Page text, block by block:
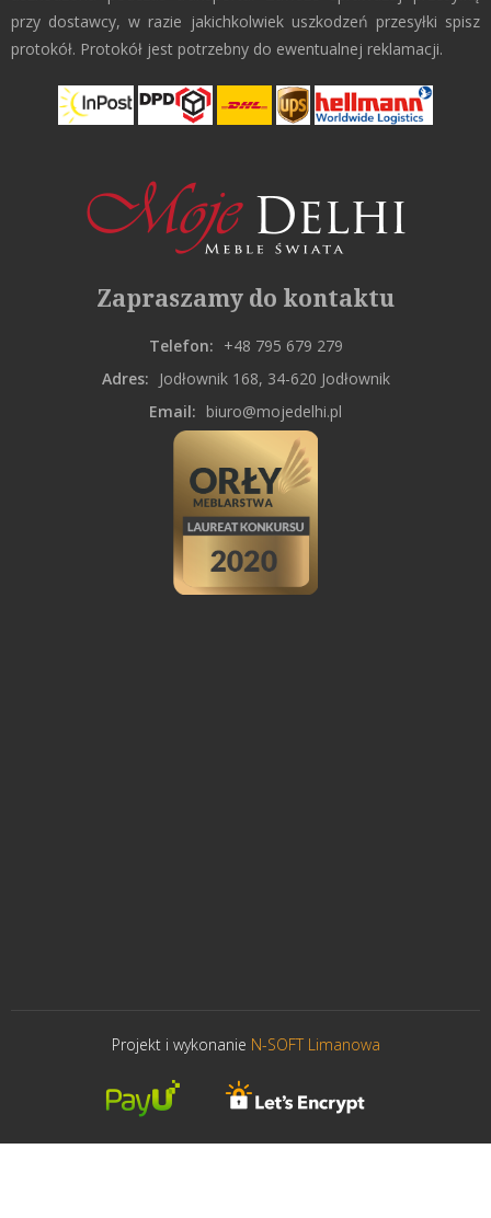
przy dostawcy, w razie jakichkolwiek uszkodzeń przesyłki spisz
protokół. Protokół jest potrzebny do ewentualnej reklamacji.
Zapraszamy do kontaktu
Telefon: +48 795 679 279
Adres:
Jodłownik 168, 34-620 Jodłownik
Email: biuro@mojedelhi.pl
Projekt i wykonanie N-SOFT Limanowa